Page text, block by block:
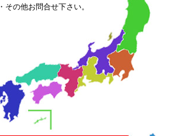
・その他お問合せ下さい。